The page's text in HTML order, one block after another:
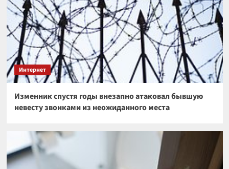
Интернет
Изменник спустя годы внезапно атаковал бывшую
невесту звонками из неожиданного места